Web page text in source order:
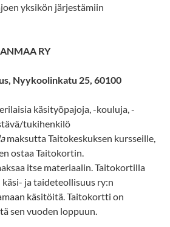
yksikön järjestämiin
RY
Nyykoolinkatu 25, 60100
käsityöpajoja, -kouluja, -
tukihenkilö
maksutta Taitokeskuksen kursseille,
ostaa Taitokortin.
itse materiaalin. Taitokortilla
käsi- ja taideteollisuus ry:n
käsitöitä. Taitokortti on
sen vuoden loppuun.